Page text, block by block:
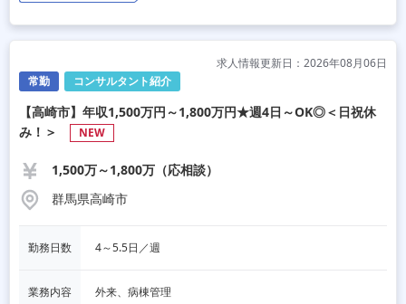
常勤 コンサルタント紹介
求人情報更新日：2026年08月06日
【高崎市】年収1,500万円～1,800万円★週4日～OK◎＜日祝休
み！＞
NEW
1,500万～1,800万（応相談）
群馬県高崎市
勤務日数 4～5.5日／週
業務内容 外来、病棟管理